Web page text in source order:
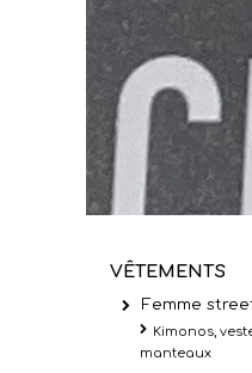
VÊTEMENTS
Femme
Kimonos,
manteaux